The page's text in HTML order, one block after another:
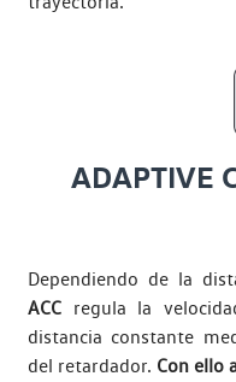
ADAPTIVE
Dependiendo de la
ACCregula la
distancia constante
del retardador. Con ello